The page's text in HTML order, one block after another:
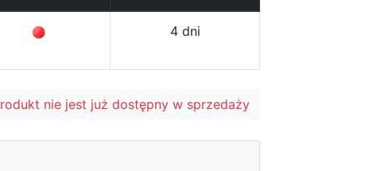
4 dni
nie jest już dostępny w sprzedaży